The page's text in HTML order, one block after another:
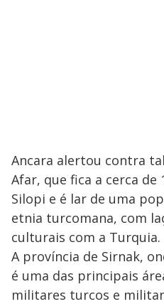
Ancara alertou contra
Afar, que fica a cerca
Silopi e é lar de uma
etnia turcomana, com
culturais com a Turquia.
A província de Sirnak,
é uma das principais
militares turcos e